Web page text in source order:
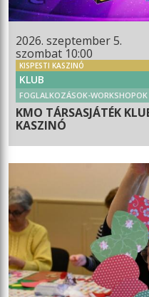
2026. szeptember 5.
szombat 10:00
KISPESTI KASZINÓ
KLUB
FOGLALKOZÁSOK-WORKSHOPOK
KMO TÁRSASJÁTÉK
KASZINÓ